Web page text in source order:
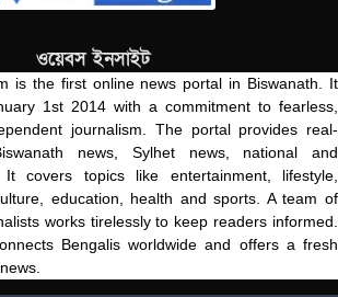
ওয়েবস ইনসাইট
is the first online news portal in Biswanath. It
1st 2014 with a commitment to fearless,
journalism. The portal provides real-
news, Sylhet news, national and
It covers topics like entertainment, lifestyle,
education, health and sports. A team of
works tirelessly to keep readers informed.
Bengalis worldwide and offers a fresh